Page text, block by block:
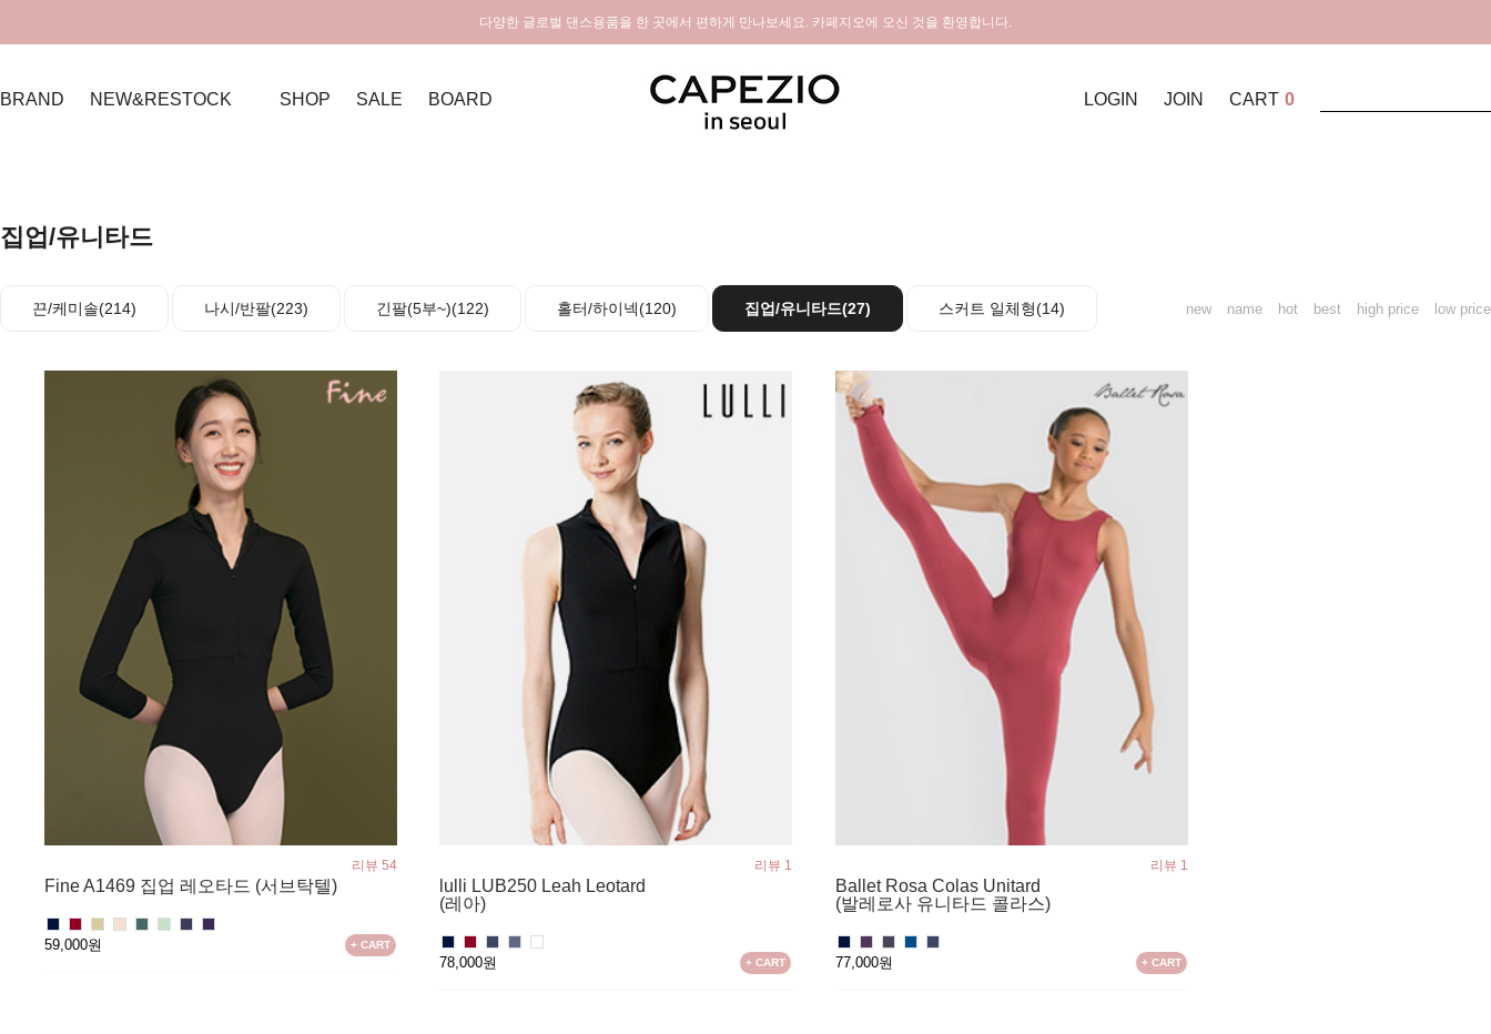
다양한 글로벌 댄스용품을 한 곳에서 편하게 만나보세요. 카페지오에 오신 것을 환영합니다.
BRAND NEW&RESTOCK SHOP SALE BOARD LOGIN JOIN CART 0
집업/유니타드
끈/케미솔(214) 나시/반팔(223) 긴팔(5부~)(122) 홀터/하이넥(120) 집업/유니타드(27) 스커트 일체형(14) new name hot best high price low price
리뷰 54
Fine A1469 집업 레오타드 (서브탁텔)
59,000원 + CART
리뷰 1
lulli LUB250 Leah Leotard
(레아)
78,000원 + CART
리뷰 1
Ballet Rosa Colas Unitard
(발레로사 유니타드 콜라스)
77,000원 + CART